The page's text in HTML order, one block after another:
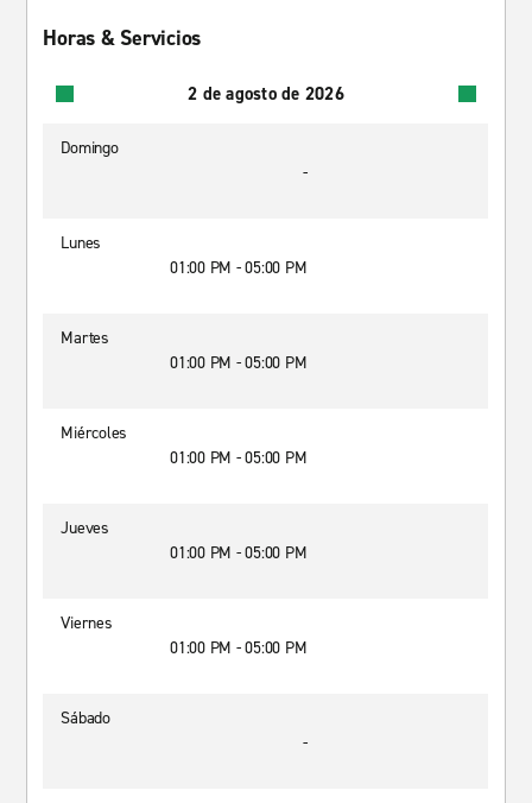
Horas & Servicios
2 de agosto de 2026
Domingo
-
Lunes
01:00 PM - 05:00 PM
Martes
01:00 PM - 05:00 PM
Miércoles
01:00 PM - 05:00 PM
Jueves
01:00 PM - 05:00 PM
Viernes
01:00 PM - 05:00 PM
Sábado
-